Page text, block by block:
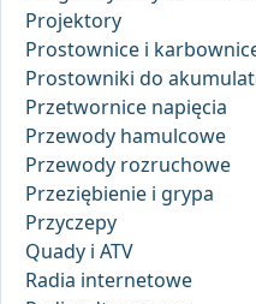
Projektory
Prostownice i
Prostowniki do
Przetwornice napięcia
Przewody hamulcowe
Przewody rozruchowe
Przeziębienie i grypa
Przyczepy
Quady i ATV
Radia internetowe